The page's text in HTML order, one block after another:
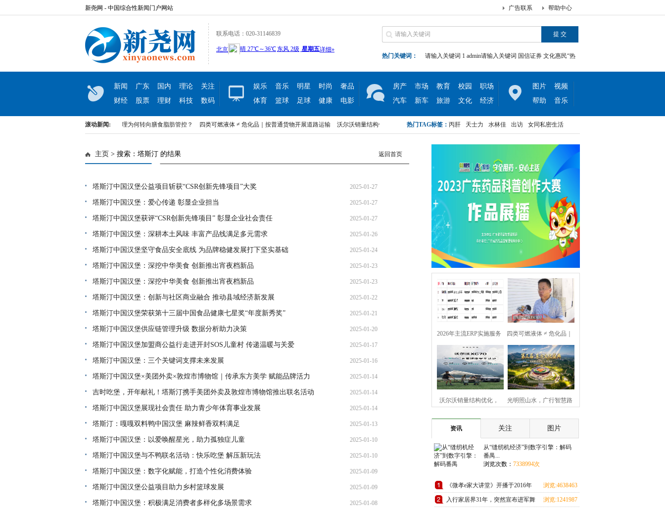
新尧网 - 中国综合性新闻门户网站 帮助中心
广告联系
联系电话：020-31146839
热门关键词： 请输入关键词 1 admin请输入关键词 国信证券 文化惠民“热
辣 推荐
新闻 广东 国内 理论
关注
财经
股票 理财 科技 数码
娱乐 音乐 明星 时尚
奢品
体育
篮球 足球 健康 电影
房产 市场 教育 校园
职场
汽车
新车 旅游 文化 经济
图片
视频
帮助
音乐
滚动新闻:
从盲目节食到科学控油：成人体重管理为何转向膳食脂肪管控？ 四类可燃液体 ≠ 危化品｜按普通货物开展道路运输 沃尔沃销量结构优化，XC70 助力健康豪华打开增量空间 光明照山水，广行智慧路 云OS在手定点突破800万套，盈利韧性持续
从盲目节食到科学控油：成人体重管理为何转向膳食脂肪管控？ 沃尔沃销量结构优化，XC70 助力健康豪华打开增量空间 光明照山水，广行智慧路 云OS在手定点突破800万套，盈利韧性持续
2026年长沙问题肌管理：苗苗清肤十六年经验如何应对熬
热门TAG标签： 丙肝 天士力 水林佳 出访 女同私密生活
主页 > 搜索：塔斯汀 的结果 返回首页
塔斯汀中国汉堡公益项目斩获“CSR创新先锋项目”大奖 2025-01-27
塔斯汀中国汉堡：爱心传递 彰显企业担当 2025-01-27
塔斯汀中国汉堡获评“CSR创新先锋项目” 彰显企业社会责任 2025-01-27
塔斯汀中国汉堡：深耕本土风味 丰富产品线满足多元需求 2025-01-26
塔斯汀中国汉堡坚守食品安全底线 为品牌稳健发展打下坚实基础 2025-01-24
塔斯汀中国汉堡：深挖中华美食 创新推出宵夜档新品 2025-01-23
塔斯汀中国汉堡：深挖中华美食 创新推出宵夜档新品 2025-01-23
塔斯汀中国汉堡：创新与社区商业融合 推动县域经济新发展 2025-01-22
塔斯汀中国汉堡荣获第十三届中国食品健康七星奖“年度新秀奖” 2025-01-21
塔斯汀中国汉堡供应链管理升级 数据分析助力决策 2025-01-20
塔斯汀中国汉堡加盟商公益行走进开封SOS儿童村 传递温暖与关爱 2025-01-17
塔斯汀中国汉堡：三个关键词支撑未来发展 2025-01-16
塔斯汀中国汉堡×美团外卖×敦煌市博物馆｜传承东方美学 赋能品牌活力 2025-01-14
吉时吃堡，开年献礼！塔斯汀携手美团外卖及敦煌市博物馆推出联名活动 2025-01-14
塔斯汀中国汉堡展现社会责任 助力青少年体育事业发展 2025-01-14
塔斯汀：嘎嘎双料鸭中国汉堡 麻辣鲜香双料满足 2025-01-13
塔斯汀中国汉堡：以爱唤醒星光，助力孤独症儿童 2025-01-10
塔斯汀中国汉堡与不鸭联名活动：快乐吃堡 解压新玩法 2025-01-10
塔斯汀中国汉堡：数字化赋能，打造个性化消费体验 2025-01-09
塔斯汀中国汉堡公益项目助力乡村篮球发展 2025-01-09
塔斯汀中国汉堡：积极满足消费者多样化多场景需求 2025-01-08
2026年主流ERP实施服务
商综合实力对比
四类可燃液体 ≠ 危化品｜
按普通货物开展道路运输
沃尔沃销量结构优化，
增量空间
光明照山水，广行智慧路
资讯 关注 图片
从“缝纫机经济”到数字引擎：解码
番禺...
浏览次数： 7338994次
《微孝e家大讲堂》开播于2016年
浏览:4638463
次
入行家居界31年，突然宣布进军舞
浏览:1241987